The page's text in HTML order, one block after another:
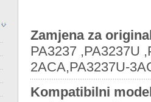
Zamjena za
PA3237 ,PA3237U
2ACA,PA3237U-
Kompatibilni